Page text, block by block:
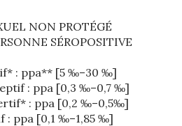
NON PROTÉGÉ
SÉROPOSITIVE
: ppa** [5 ‰–30 ‰]
: ppa [0,3 ‰–0,7 ‰]
: ppa [0,2 ‰–0,5‰]
: ppa [0,1 ‰–1,85 ‰]